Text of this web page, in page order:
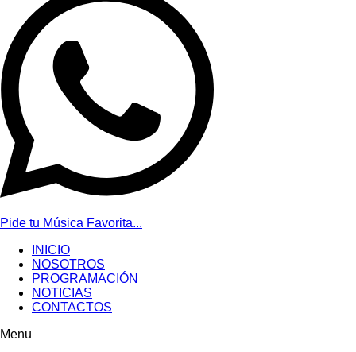
Pide tu Música Favorita...
INICIO
NOSOTROS
PROGRAMACIÓN
NOTICIAS
CONTACTOS
Menu